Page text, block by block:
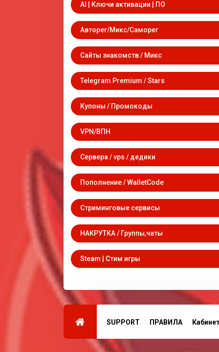
AI | Ключи активации | ПО
Авторег/Микс/Саморег
Сайты знакомств / Микс
Telegram Premium / Stars
Купоны / Промокоды
VPN/ВПН
Сервера / vps / дедики
Пополнение / WalletCode
Стриминговые сервисы
НАКРУТКА / Группы,чаты
Steam | Стим игры
SUPPORT ПРАВИЛА